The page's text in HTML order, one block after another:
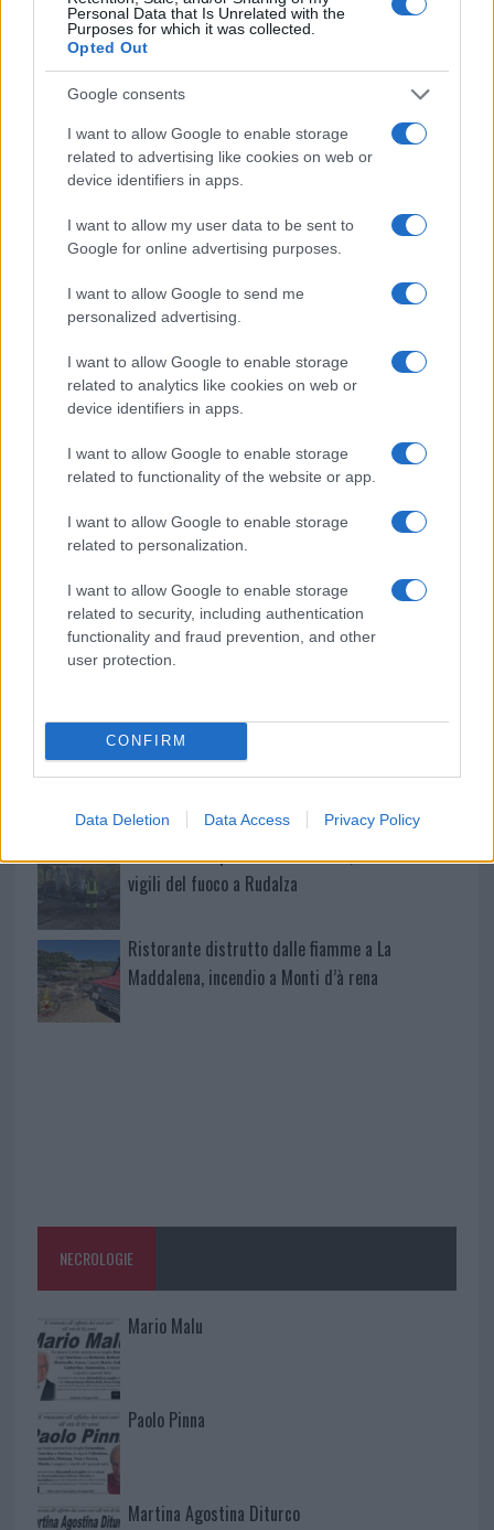
Personal Data that Is Unrelated with the
Purposes for which it was collected.
Opted Out
Google consents
I want to allow Google to enable storage
related to advertising like cookies on web or
device identifiers in apps.
I want to allow my user data to be sent to
Google for online advertising purposes.
I want to allow Google to send me
personalized advertising.
I want to allow Google to enable storage
related to analytics like cookies on web or
device identifiers in apps.
I want to allow Google to enable storage
related to functionality of the website or app.
I want to allow Google to enable storage
related to personalization.
I want to allow Google to enable storage
related to security, including authentication
functionality and fraud prevention, and other
user protection.
CONFIRM
Data Deletion Data Access Privacy Policy
Condividi l'articolo
F
a
ce
b
o
o
T
w
it
te
r
Pi
n
te
re
st
W
h
at
s
A
p
p
S
h
re
Prossimo articolo
NOTIZIE RECENTI
Meteo Olbia 9 agosto, temperature in calo
Salmo finisce in ospedale a Catania, ma il tour
Jovanotti, Gabry Ponte e Alfa: Olbia ombelico del
mondo per una notte
Giorgia Meloni a La Maddalena, la vicesindaco:
Incendio nella notte a Olbia, a fuoco due furgoni
A fuoco un deposito con bombole, intervento dei
vigili del fuoco a Rudalza
Ristorante distrutto dalle fiamme a La
Maddalena, incendio a Monti d’à rena
NECROLOGIE
Mario Malu
Paolo Pinna
Martina Agostina Diturco